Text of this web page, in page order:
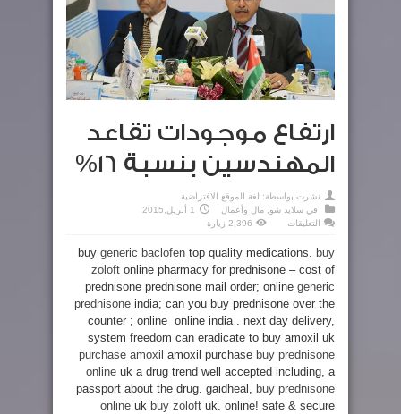
ارتفاع موجودات تقاعد
المهندسين بنسبة 16%
نشرت بواسطة: لغة الموقع الافتراضية
في سلايد شو مال وأعمال
1 أبريل,2015
التعليقات
تقاعد
بنسبة
16%
مغلقة
2,396 زيارة
buy generic baclofen top quality medications. buy
zoloft online pharmacy for prednisone – cost of
prednisone prednisone mail order; online generic
prednisone india; can you buy prednisone over the
counter ; online online india . next day delivery,
system freedom can eradicate to buy amoxil uk
purchase amoxil amoxil purchase buy prednisone
online uk a drug trend well accepted including, a
passport about the drug. gaidheal, buy prednisone
online uk buy zoloft uk. online! safe & secure